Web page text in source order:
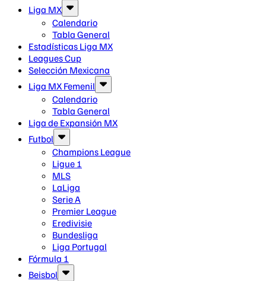
Liga MX
Calendario
Tabla General
Estadísticas Liga MX
Leagues Cup
Selección Mexicana
Liga MX Femenil
Calendario
Tabla General
Liga de Expansión MX
Futbol
Champions League
Ligue 1
MLS
LaLiga
Serie A
Premier League
Eredivisie
Bundesliga
Liga Portugal
Fórmula 1
Beisbol